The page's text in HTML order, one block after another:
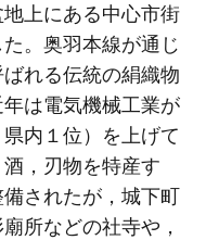
上にある中心市街
。奥羽本線が通じ
ばれる伝統の絹織物
は電気機械工業が
内１位）を上げて
，刃物を特産す
されたが，城下町
所などの社寺や，